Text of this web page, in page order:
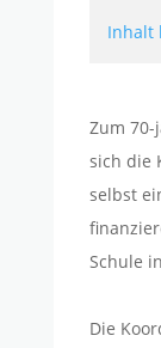
Inhalt
Zum 70-
sich die
selbst
Schule
Die